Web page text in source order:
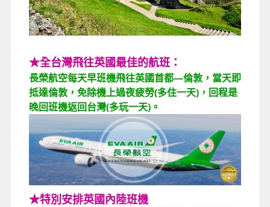
★全台灣飛往英國最佳的航班：
長榮航空每天早班機飛往英國首都—倫敦，當天即
抵達倫敦，免除機上過夜疲勞(多住一天)，回程是
晚回班機返回台灣(多玩一天)。
★特別安排英國內陸班機